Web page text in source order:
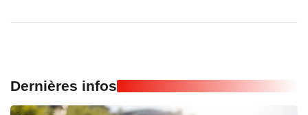
Dernières infos